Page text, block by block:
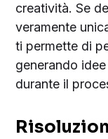
creatività. Se
veramente
ti permette di
generando
durante il